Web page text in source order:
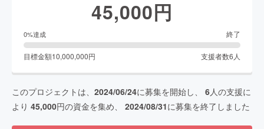
45,000円
0%達成 終了
目標金額10,000,000円 支援者数6 人
このプロジェクトは、 2024/06/24に募集を開始し、 6人の支援に
より 45,000円の資金を集め、 2024/08/31に募集を終了しました